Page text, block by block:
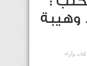
وهيبة
كتاب وآراء